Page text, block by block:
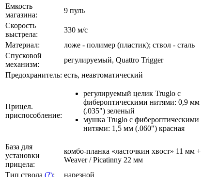
Емкость
магазина:
9 пуль
Скорость
выстрела:
330 м/с
Материал:
ложе - полимер (пластик); ствол - сталь
Спусковой
механизм:
регулируемый, Quattro Trigger
Предохранитель: есть, неавтоматический
Прицел.
приспособление:
регулируемый целик Truglo с
фибероптическими нитями: 0,9 мм
(.035") зеленый
мушка Truglo с фибероптическими
нитями: 1,5 мм (.060") красная
База для
установки
прицела:
комбо-планка «ласточкин хвост» 11 мм +
Weaver / Picatinny 22 мм
Тип ствола (?): нарезной